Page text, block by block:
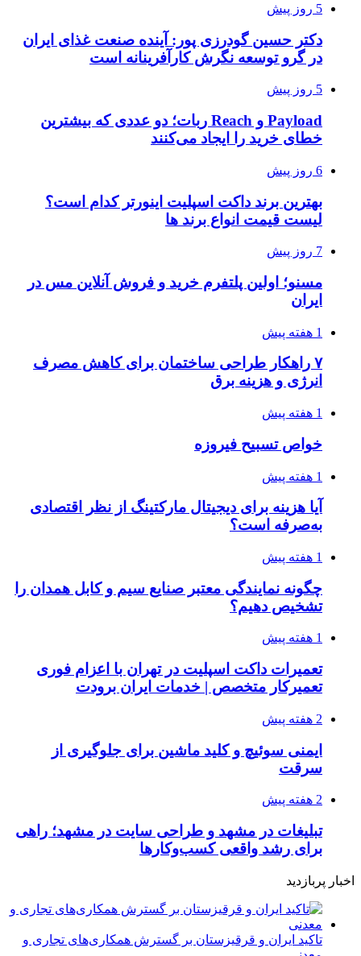
5 روز پیش
دکتر حسین گودرزی پور: آینده صنعت غذای ایران
در گرو توسعه نگرش کارآفرینانه است
5 روز پیش
Payload و Reach ربات؛ دو عددی که بیشترین
خطای خرید را ایجاد می‌کنند
6 روز پیش
بهترین برند داکت اسپلیت اینورتر کدام است؟
لیست قیمت انواع برند ها
7 روز پیش
مسنو؛ اولین پلتفرم خرید و فروش آنلاین مس در
ایران
1 هفته پیش
۷ راهکار طراحی ساختمان برای کاهش مصرف
انرژی و هزینه برق
1 هفته پیش
خواص تسبیح فیروزه
1 هفته پیش
آیا هزینه برای دیجیتال مارکتینگ از نظر اقتصادی
به‌صرفه است؟
1 هفته پیش
چگونه نمایندگی معتبر صنایع سیم و کابل همدان را
تشخیص دهیم؟
1 هفته پیش
تعمیرات داکت اسپلیت در تهران با اعزام فوری
تعمیرکار متخصص | خدمات ایران برودت
2 هفته پیش
ایمنی سوئیچ و کلید ماشین برای جلوگیری از
سرقت
2 هفته پیش
تبلیغات در مشهد و طراحی سایت در مشهد؛ راهی
برای رشد واقعی کسب‌وکارها
اخبار پربازدید
تاکید ایران و قرقیزستان بر گسترش همکاری‌های تجاری و